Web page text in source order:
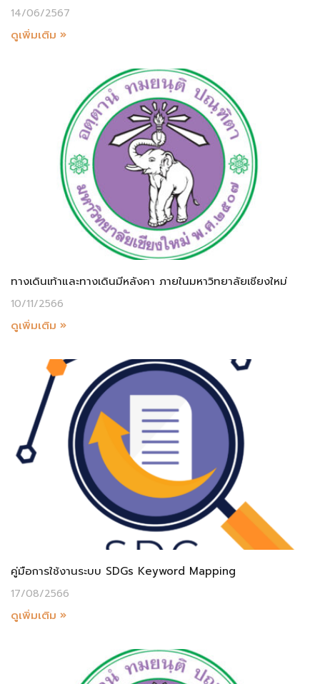
14/06/2567
ดูเพิ่มเติม »
ทางเดินเท้าและทางเดินมีหลังคา ภายในมหาวิทยาลัยเชียงใหม่
10/11/2566
ดูเพิ่มเติม »
คู่มือการใช้งานระบบ SDGs Keyword Mapping
17/08/2566
ดูเพิ่มเติม »